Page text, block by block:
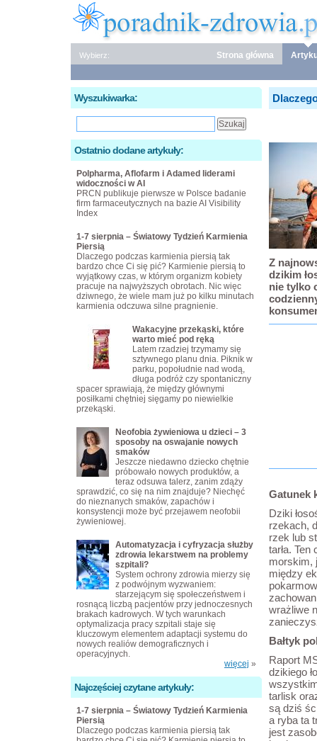
Wybierz: Strona główna
Z
dzikim
nie tylko
Gatunek
Dziki
rzekach,
rzek lub
tarła.
morskim,
między
wrażliwe
Bałtyk
Raport
dzikiego
tarlisk
są dziś
a ryba ta
jest
Wyszukiwarka:
Ostatnio dodane artykuły:
Polpharma, Aflofarm i Adamed liderami
widoczności w AI
PRCN publikuje pierwsze w Polsce badanie
firm farmaceutycznych na bazie AI Visibility
Index
1-7 sierpnia – Światowy Tydzień Karmienia
Piersią
Dlaczego podczas karmienia piersią tak
bardzo chce Ci się pić? Karmienie piersią to
wyjątkowy czas, w którym organizm kobiety
pracuje na najwyższych obrotach. Nic więc
dziwnego, że wiele mam już po kilku minutach
karmienia odczuwa silne pragnienie.
Wakacyjne przekąski, które
warto mieć pod ręką
Latem rzadziej trzymamy się
sztywnego planu dnia. Piknik w
parku, popołudnie nad wodą,
długa podróż czy spontaniczny
spacer sprawiają, że między głównymi
posiłkami chętniej sięgamy po niewielkie
przekąski.
Neofobia żywieniowa u dzieci – 3
sposoby na oswajanie nowych
smaków
Jeszcze niedawno dziecko chętnie
próbowało nowych produktów, a
teraz odsuwa talerz, zanim zdąży
sprawdzić, co się na nim znajduje? Niechęć
do nieznanych smaków, zapachów i
konsystencji może być przejawem neofobii
żywieniowej.
Automatyzacja i cyfryzacja służby
zdrowia lekarstwem na problemy
szpitali?
System ochrony zdrowia mierzy się
z podwójnym wyzwaniem:
starzejącym się społeczeństwem i
rosnącą liczbą pacjentów przy jednoczesnych
brakach kadrowych. W tych warunkach
optymalizacja pracy szpitali staje się
kluczowym elementem adaptacji systemu do
nowych realiów demograficznych i
operacyjnych.
więcej »
Najczęściej czytane artykuły:
1-7 sierpnia – Światowy Tydzień Karmienia
Piersią
Dlaczego podczas karmienia piersią tak